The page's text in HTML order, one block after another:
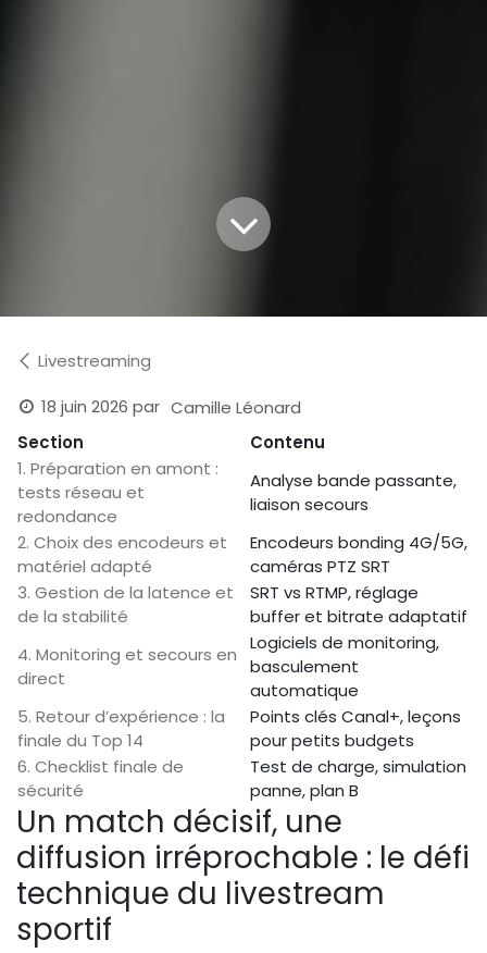
Livestreaming
18 juin 2026 par Camille Léonard
Section
Contenu
1. Préparation en amont :
tests réseau et
redondance
Analyse bande passante,
liaison secours
2. Choix des encodeurs et
matériel adapté
Encodeurs bonding 4G/5G,
caméras PTZ SRT
3. Gestion de la latence et
de la stabilité
SRT vs RTMP, réglage
buffer et bitrate adaptatif
4. Monitoring et secours en
direct
Logiciels de monitoring,
basculement
automatique
5. Retour d’expérience : la
finale du Top 14
Points clés Canal+, leçons
pour petits budgets
6. Checklist finale de
sécurité
Test de charge, simulation
panne, plan B
Un match décisif, une
diffusion irréprochable : le défi
technique du livestream
sportif